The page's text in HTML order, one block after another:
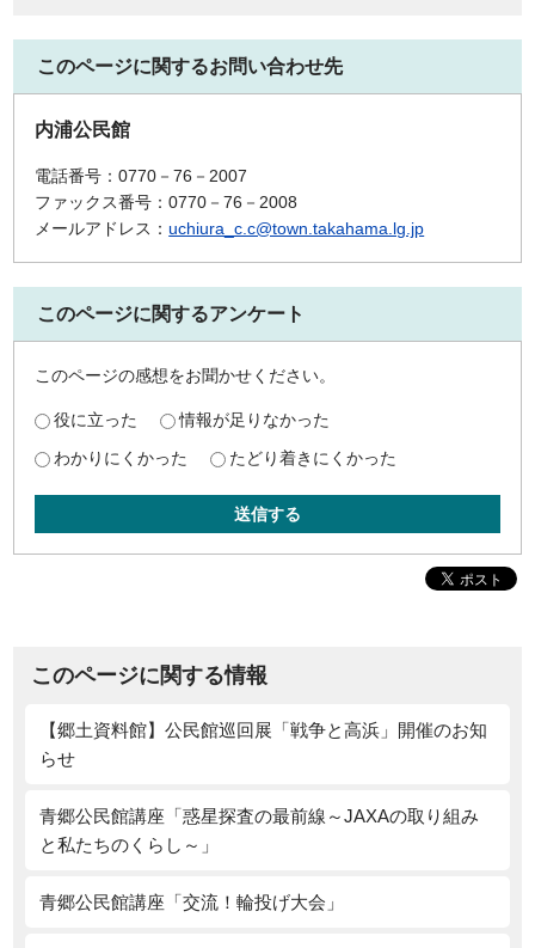
このページに関するお問い合わせ先
内浦公民館
電話番号：0770－76－2007
ファックス番号：0770－76－2008
メールアドレス：uchiura_c.c@town.takahama.lg.jp
このページに関するアンケート
このページの感想をお聞かせください。
役に立った
情報が足りなかった
わかりにくかった
たどり着きにくかった
送信する
このページに関する情報
【郷土資料館】公民館巡回展「戦争と高浜」開催のお知
らせ
青郷公民館講座「惑星探査の最前線～JAXAの取り組み
と私たちのくらし～」
青郷公民館講座「交流！輪投げ大会」